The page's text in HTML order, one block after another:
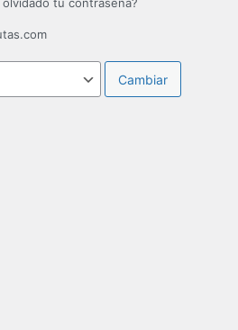
olvidado tu contraseña?